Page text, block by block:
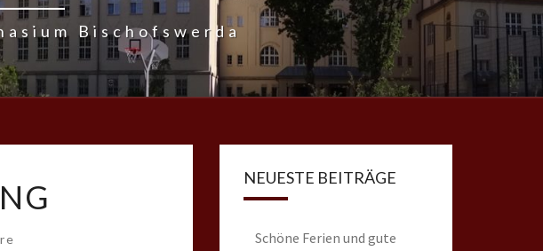
Bischofswerda
NEUESTE BEITRÄGE
Schöne Ferien und gute